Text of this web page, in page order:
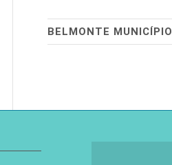
BELMONTE MUNICÍPIO